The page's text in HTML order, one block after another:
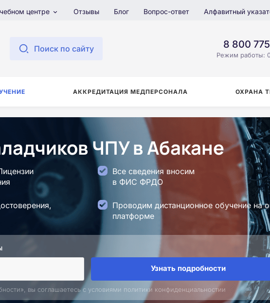
центре Отзывы Блог Вопрос-ответ Алфавитный
Поиск по сайту 8 800
Режим работы:
АККРЕДИТАЦИЯ МЕДПЕРСОНАЛА ОХРАНА
ЧПУ в Абакане
Все сведения вносим
в ФИС ФРДО
Проводим дистанционное обучение на
платформе
Узнать подробности
вы соглашаетесь с условиями политики конфиденциальностии